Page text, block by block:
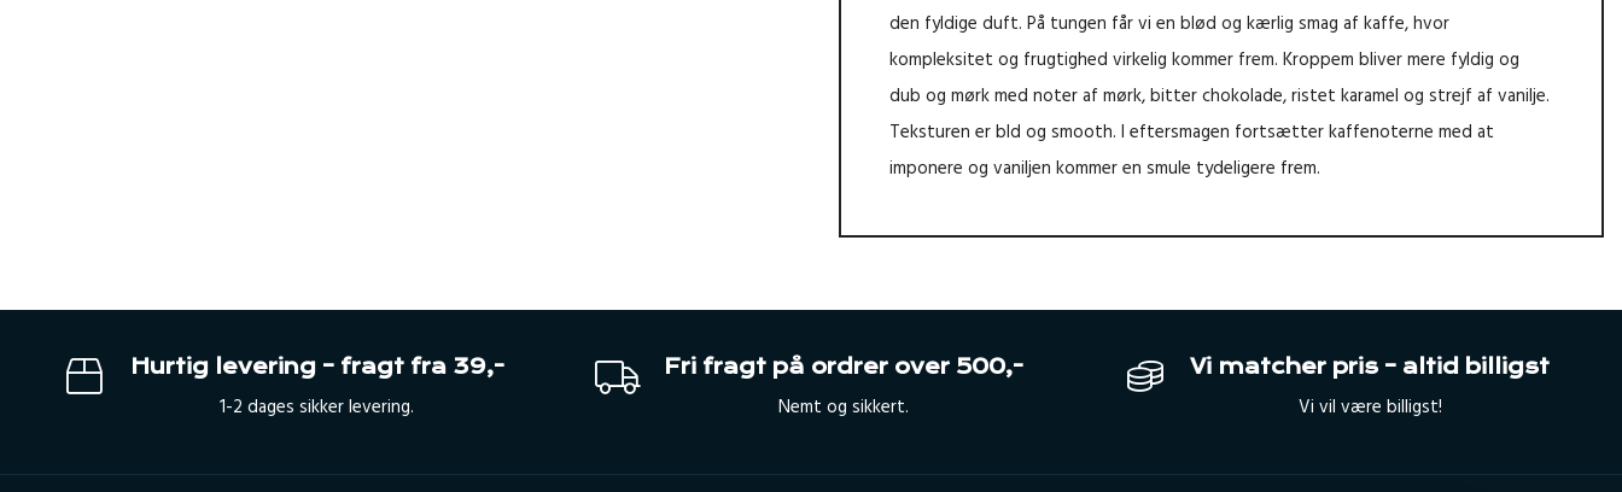
den fyldige duft. På tungen får vi en blød og kærlig smag af kaffe, hvor
kompleksitet og frugtighed virkelig kommer frem. Kroppem bliver mere fyldig og
dub og mørk med noter af mørk, bitter chokolade, ristet karamel og strejf af vanilje.
Teksturen er bld og smooth. I eftersmagen fortsætter kaffenoterne med at
imponere og vaniljen kommer en smule tydeligere frem.
Hurtig levering – fragt fra 39,-
1-2 dages sikker levering.
Fri fragt på ordrer over 500,-
Nemt og sikkert.
Vi matcher pris – altid billigst
Vi vil være billigst!